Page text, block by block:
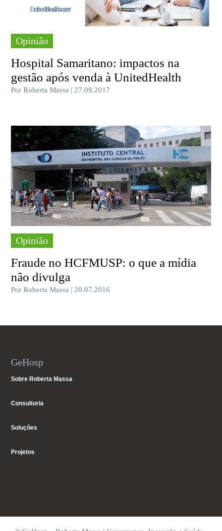
Opinião
Hospital Samaritano: impactos na
gestão após venda à UnitedHealth
Por Roberta Massa | 27.09.2017
Opinião
Fraude no HCFMUSP: o que a mídia
não divulga
Por Roberta Massa | 20.07.2016
GeHosp
Sobre Roberta Massa
Consultoria
Soluções
Projetos